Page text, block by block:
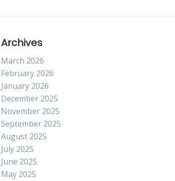
Archives
March 2026
February 2026
January 2026
December 2025
November 2025
September 2025
August 2025
July 2025
June 2025
May 2025